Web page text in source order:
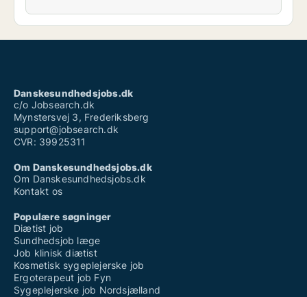
Danskesundhedsjobs.dk
c/o Jobsearch.dk
Mynstersvej 3, Frederiksberg
support@jobsearch.dk
CVR: 39925311
Om Danskesundhedsjobs.dk
Om Danskesundhedsjobs.dk
Kontakt os
Populære søgninger
Diætist job
Sundhedsjob læge
Job klinisk diætist
Kosmetisk sygeplejerske job
Ergoterapeut job Fyn
Sygeplejerske job Nordsjælland